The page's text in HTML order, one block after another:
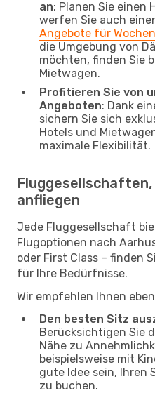
an: Planen Sie einen
werfen Sie auch
Angebote für
die Umgebung von
möchten, finden Sie
Mietwagen.
Profitieren Sie von
Angeboten: Dank
sichern Sie sich
Hotels und
maximale Flexibilität.
anfliegen
Jede Fluggesellschaft
Flugoptionen nach
oder First Class – finden
für Ihre Bedürfnisse.
Wir empfehlen Ihnen
Den besten Sitz
Berücksichtigen Sie
Nähe zu
beispielsweise mit
gute Idee sein, Ihren
zu buchen.